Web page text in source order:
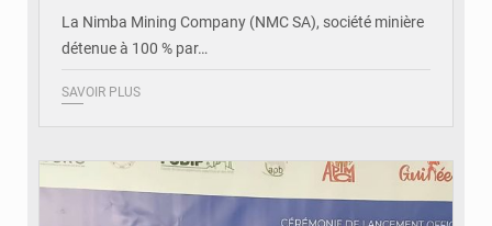
La Nimba Mining Company (NMC SA), société minière
détenue à 100 % par…
SAVOIR PLUS